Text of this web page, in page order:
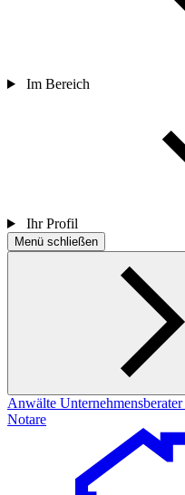
Im Bereich
Ihr Profil
Menü schließen
Anwälte Unternehmensberater
Notare